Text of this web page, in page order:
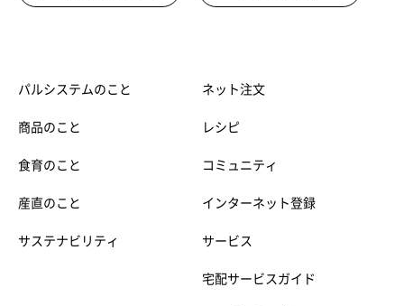
パルシステムのこと
商品のこと
食育のこと
産直のこと
サステナビリティ
ネット注文
レシピ
コミュニティ
インターネット登録
サービス
宅配サービスガイド